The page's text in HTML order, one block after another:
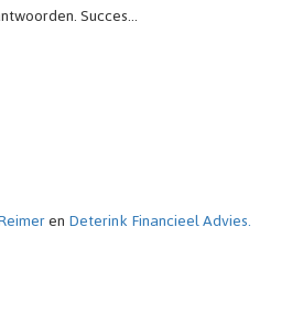
Succes…
enDeterink Financieel Advies.